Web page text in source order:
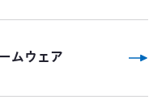
ムウェア